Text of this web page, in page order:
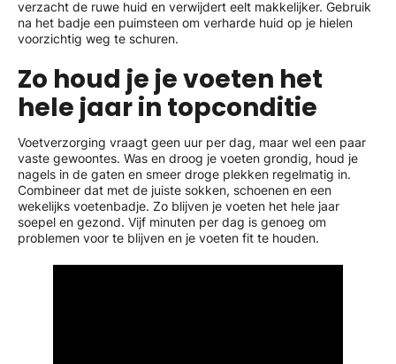
verzacht de ruwe huid en verwijdert eelt makkelijker. Gebruik
na het badje een puimsteen om verharde huid op je hielen
voorzichtig weg te schuren.
Zo houd je je voeten het
hele jaar in topconditie
Voetverzorging vraagt geen uur per dag, maar wel een paar
vaste gewoontes. Was en droog je voeten grondig, houd je
nagels in de gaten en smeer droge plekken regelmatig in.
Combineer dat met de juiste sokken, schoenen en een
wekelijks voetenbadje. Zo blijven je voeten het hele jaar
soepel en gezond. Vijf minuten per dag is genoeg om
problemen voor te blijven en je voeten fit te houden.